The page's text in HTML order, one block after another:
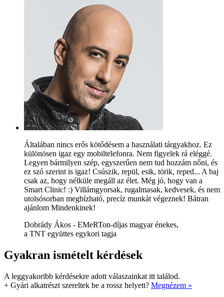
Általában nincs erős kötődésem a használati tárgyakhoz. Ez
különösen igaz egy mobiltelefonra. Nem figyelek rá eléggé.
Legyen bármilyen szép, egyszerűen nem tud hozzám nőni, és
ez szó szerint is igaz! Csúszik, repül, esik, törik, reped... A baj
csak az, hogy nélküle megáll az élet. Még jó, hogy van a
Smart Clinic! :) Villámgyorsak, rugalmasak, kedvesek, és nem
utolsósorban megbízható, precíz munkát végeznek! Bátran
ajánlom Mindenkinek!
Dobrády Ákos - EMeRTon-díjas magyar énekes,
a TNT együttes egykori tagja
Gyakran ismételt kérdések
A leggyakoribb kérdésekre adott válaszainkat itt találod.
+ Gyári alkatrészt szereltek be a rossz helyett? Megnézem »